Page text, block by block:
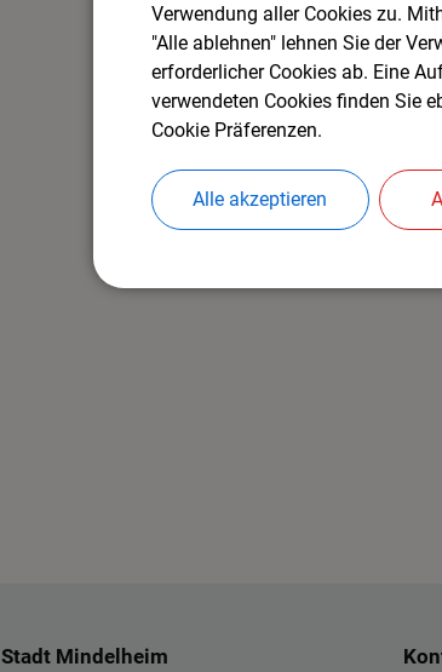
Stadt Mindelheim
Verwendung aller Cookies zu.
"Alle ablehnen" lehnen Sie der
erforderlicher Cookies ab. Eine
verwendeten Cookies finden Sie
Cookie Präferenzen.
Alle akzeptieren